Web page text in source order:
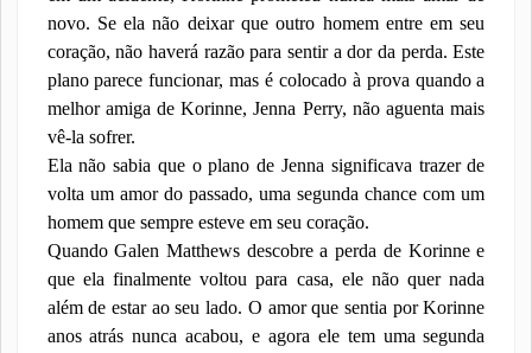
novo. Se ela não deixar que outro homem entre em seu
coração, não haverá razão para sentir a dor da perda. Este
plano parece funcionar, mas é colocado à prova quando a
melhor amiga de Korinne, Jenna Perry, não aguenta mais
vê-la sofrer.
Ela não sabia que o plano de Jenna significava trazer de
volta um amor do passado, uma segunda chance com um
homem que sempre esteve em seu coração.
Quando Galen Matthews descobre a perda de Korinne e
que ela finalmente voltou para casa, ele não quer nada
além de estar ao seu lado. O amor que sentia por Korinne
anos atrás nunca acabou, e agora ele tem uma segunda